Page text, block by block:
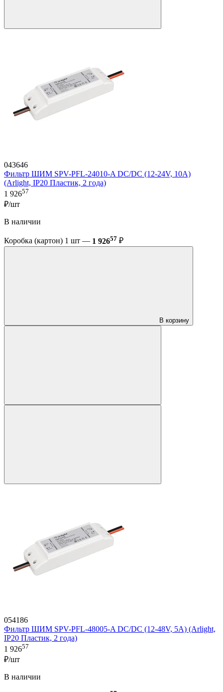
043646
Фильтр ШИМ SPV-PFL-24010-A DC/DC (12-24V, 10A)
(Arlight, IP20 Пластик, 2 года)
1 92657
₽/шт
В наличии
Коробка (картон) 1 шт — 1 92657 ₽
В корзину
054186
Фильтр ШИМ SPV-PFL-48005-A DC/DC (12-48V, 5A) (Arlight,
IP20 Пластик, 2 года)
1 92657
₽/шт
В наличии